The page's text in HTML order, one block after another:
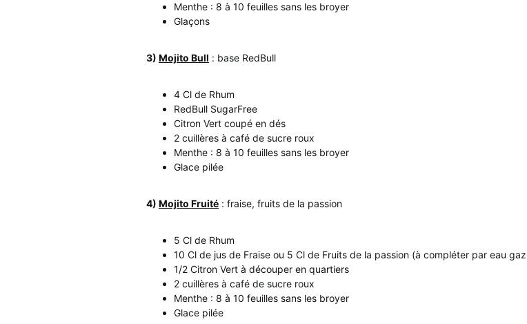
Menthe : 8 à 10 feuilles sans les broyer
Glaçons
3) Mojito Bull : base RedBull
4 Cl de Rhum
RedBull SugarFree
Citron Vert coupé en dés
2 cuillères à café de sucre roux
Menthe : 8 à 10 feuilles sans les broyer
Glace pilée
4) Mojito Fruité : fraise, fruits de la passion
5 Cl de Rhum
10 Cl de jus de Fraise ou 5 Cl de Fruits de la passion (à compléter par eau
1/2 Citron Vert à découper en quartiers
2 cuillères à café de sucre roux
Menthe : 8 à 10 feuilles sans les broyer
Glace pilée